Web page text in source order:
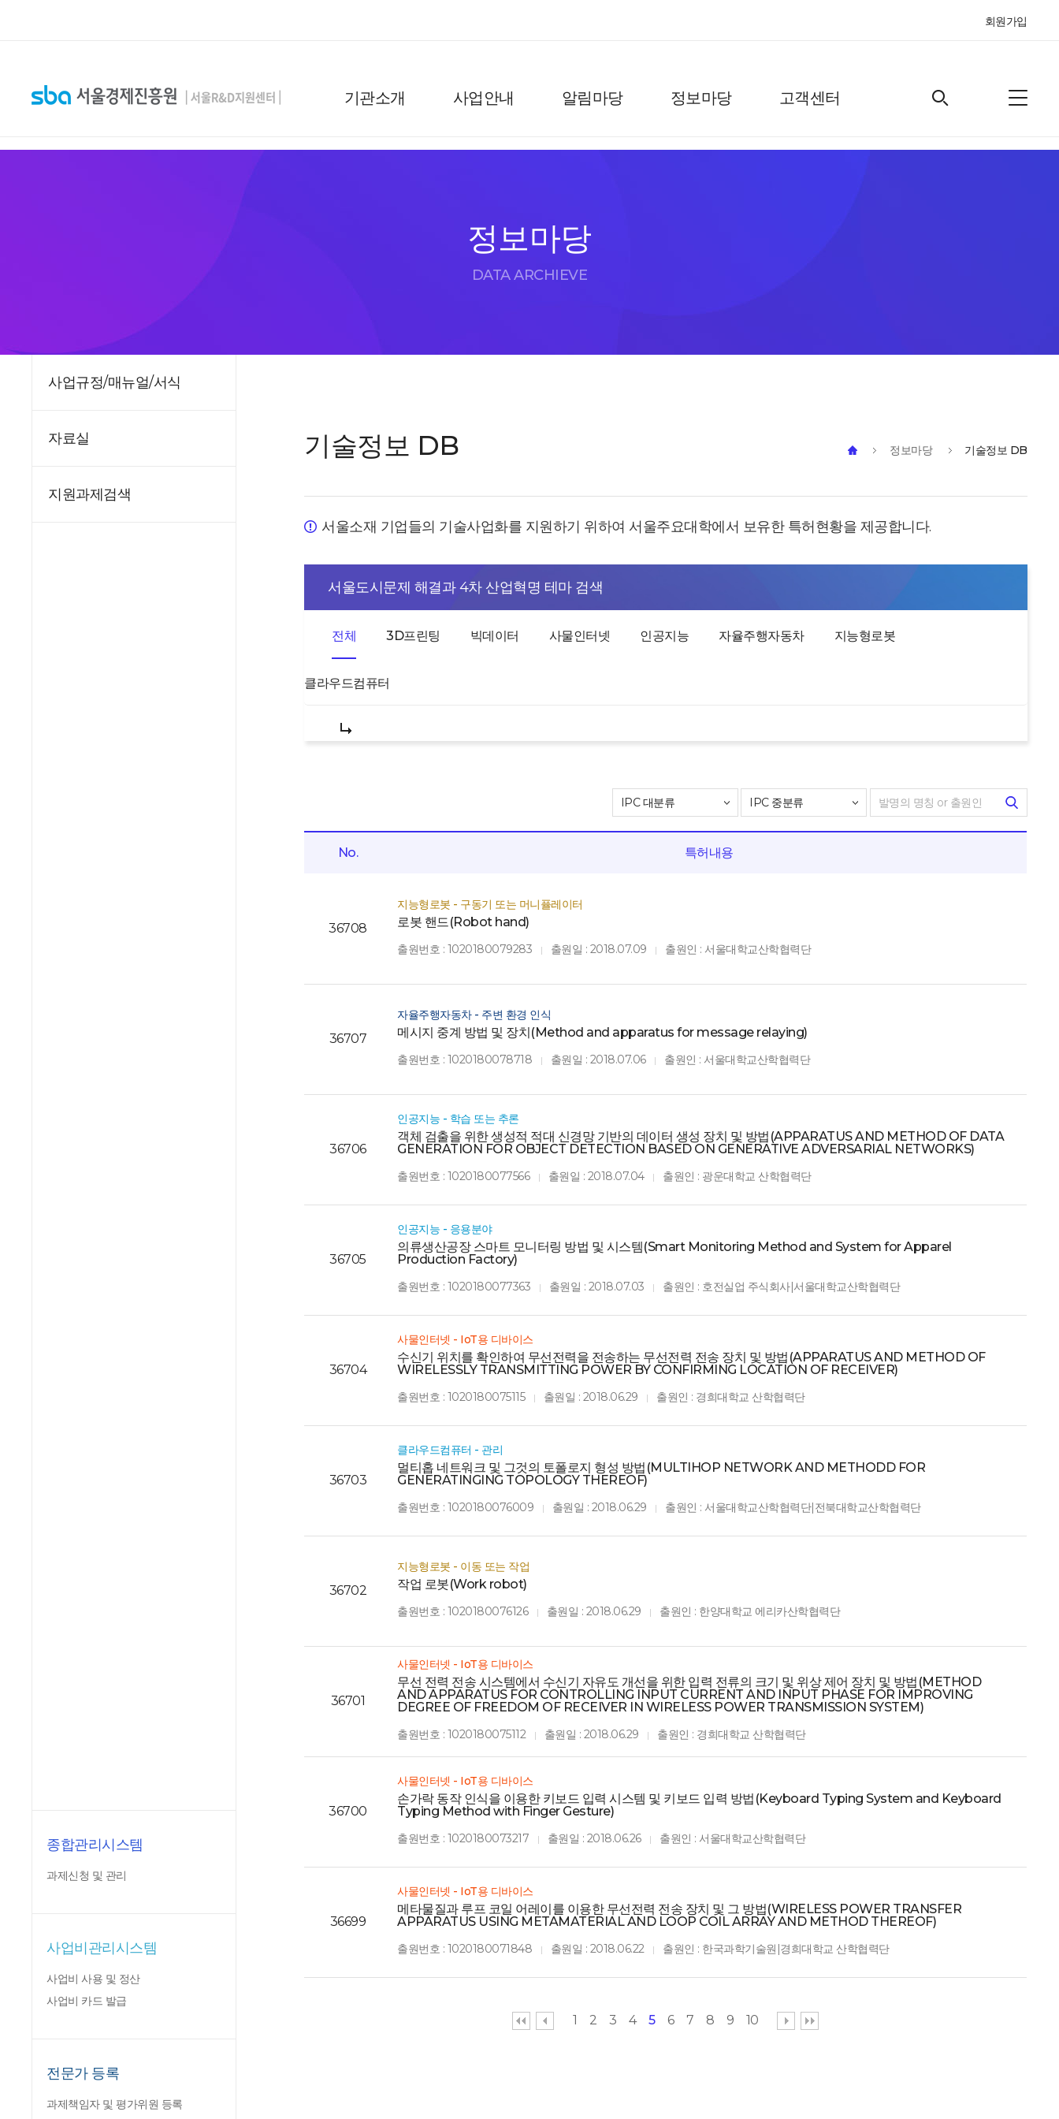
회원가입
기관소개 사업안내 알림마당 정보마당 고객센터
정보마당
DATA ARCHIEVE
사업규정/매뉴얼/서식
자료실
지원과제검색
종합관리시스템
과제신청 및 관리
사업비관리시스템
사업비 사용 및 정산
사업비 카드 발급
전문가 등록
과제책임자 및 평가위원 등록
기술정보 DB 정보마당 기술정보 DB
서울소재 기업들의 기술사업화를 지원하기 위하여 서울주요대학에서 보유한 특허현황을 제공합니다.
서울도시문제 해결과 4차 산업혁명 테마 검색
전체 3D프린팅 빅데이터 사물인터넷 인공지능 자율주행자동차 지능형로봇
클라우드컴퓨터
No. 특허내용
36708
지능형로봇 - 구동기 또는 머니퓰레이터
로봇 핸드(Robot hand)
출원번호 : 1020180079283 | 출원일 : 2018.07.09 | 출원인 : 서울대학교산학협력단
36707
자율주행자동차 - 주변 환경 인식
메시지 중계 방법 및 장치(Method and apparatus for message relaying)
출원번호 : 1020180078718 | 출원일 : 2018.07.06 | 출원인 : 서울대학교산학협력단
36706
인공지능 - 학습 또는 추론
객체 검출을 위한 생성적 적대 신경망 기반의 데이터 생성 장치 및 방법(APPARATUS AND METHOD OF DATA
GENERATION FOR OBJECT DETECTION BASED ON GENERATIVE ADVERSARIAL NETWORKS)
출원번호 : 1020180077566 | 출원일 : 2018.07.04 | 출원인 : 광운대학교 산학협력단
36705
인공지능 - 응용분야
의류생산공장 스마트 모니터링 방법 및 시스템(Smart Monitoring Method and System for Apparel
Production Factory)
출원번호 : 1020180077363 | 출원일 : 2018.07.03 | 출원인 : 호전실업 주식회사|서울대학교산학협력단
36704
사물인터넷 - IoT용 디바이스
수신기 위치를 확인하여 무선전력을 전송하는 무선전력 전송 장치 및 방법(APPARATUS AND METHOD OF
WIRELESSLY TRANSMITTING POWER BY CONFIRMING LOCATION OF RECEIVER)
출원번호 : 1020180075115 | 출원일 : 2018.06.29 | 출원인 : 경희대학교 산학협력단
36703
클라우드컴퓨터 - 관리
멀티홉 네트워크 및 그것의 토폴로지 형성 방법(MULTIHOP NETWORK AND METHODD FOR
GENERATINGING TOPOLOGY THEREOF)
출원번호 : 1020180076009 | 출원일 : 2018.06.29 | 출원인 : 서울대학교산학협력단|전북대학교산학협력단
36702
지능형로봇 - 이동 또는 작업
작업 로봇(Work robot)
출원번호 : 1020180076126 | 출원일 : 2018.06.29 | 출원인 : 한양대학교 에리카산학협력단
36701
사물인터넷 - IoT용 디바이스
무선 전력 전송 시스템에서 수신기 자유도 개선을 위한 입력 전류의 크기 및 위상 제어 장치 및 방법(METHOD
AND APPARATUS FOR CONTROLLING INPUT CURRENT AND INPUT PHASE FOR IMPROVING
DEGREE OF FREEDOM OF RECEIVER IN WIRELESS POWER TRANSMISSION SYSTEM)
출원번호 : 1020180075112 | 출원일 : 2018.06.29 | 출원인 : 경희대학교 산학협력단
36700
사물인터넷 - IoT용 디바이스
손가락 동작 인식을 이용한 키보드 입력 시스템 및 키보드 입력 방법(Keyboard Typing System and Keyboard
Typing Method with Finger Gesture)
출원번호 : 1020180073217 | 출원일 : 2018.06.26 | 출원인 : 서울대학교산학협력단
36699
사물인터넷 - IoT용 디바이스
메타물질과 루프 코일 어레이를 이용한 무선전력 전송 장치 및 그 방법(WIRELESS POWER TRANSFER
APPARATUS USING METAMATERIAL AND LOOP COIL ARRAY AND METHOD THEREOF)
출원번호 : 1020180071848 | 출원일 : 2018.06.22 | 출원인 : 한국과학기술원|경희대학교 산학협력단
1 2 3 4 5 6 7 8 9 10